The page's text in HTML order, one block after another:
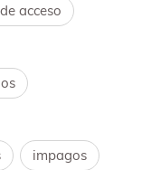
acceso
impagos